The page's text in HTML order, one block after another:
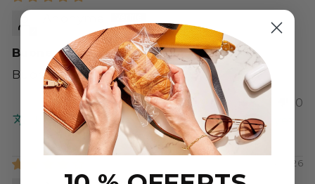
Buone
Buone
0
Impossible de traduire cet avis. Réessayez
plus tard
03/14/2026